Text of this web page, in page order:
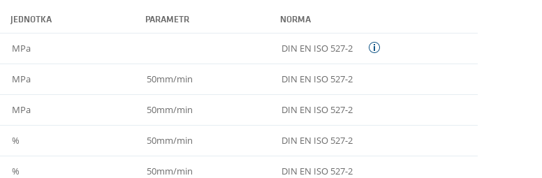
JEDNOTKA PARAMETR NORMA
MPa DIN EN ISO 527-2
MPa 50mm/min DIN EN ISO 527-2
MPa 50mm/min DIN EN ISO 527-2
% 50mm/min DIN EN ISO 527-2
% 50mm/min DIN EN ISO 527-2